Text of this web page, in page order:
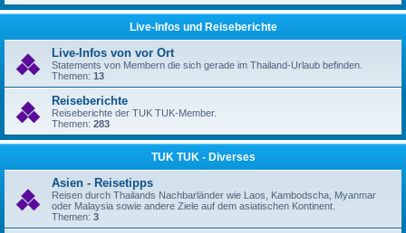
Live-Infos und Reiseberichte
Live-Infos von vor Ort
Statements von Membern die sich gerade im Thailand-Urlaub befinden.
Themen: 13
Reiseberichte
Reiseberichte der TUK TUK-Member.
Themen: 283
TUK TUK - Diverses
Asien - Reisetipps
Reisen durch Thailands Nachbarländer wie Laos, Kambodscha, Myanmar
oder Malaysia sowie andere Ziele auf dem asiatischen Kontinent.
Themen: 3